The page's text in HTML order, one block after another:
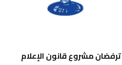
ترفضان مشروع قانون الإعلام